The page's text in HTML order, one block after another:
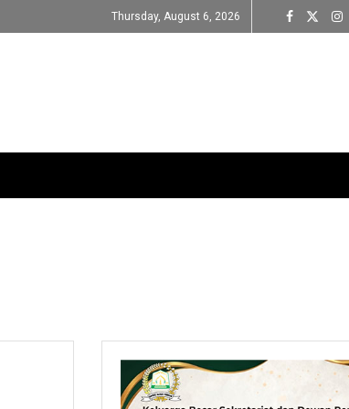
Thursday, August 6, 2026